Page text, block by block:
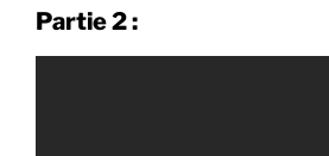
Partie 2 :